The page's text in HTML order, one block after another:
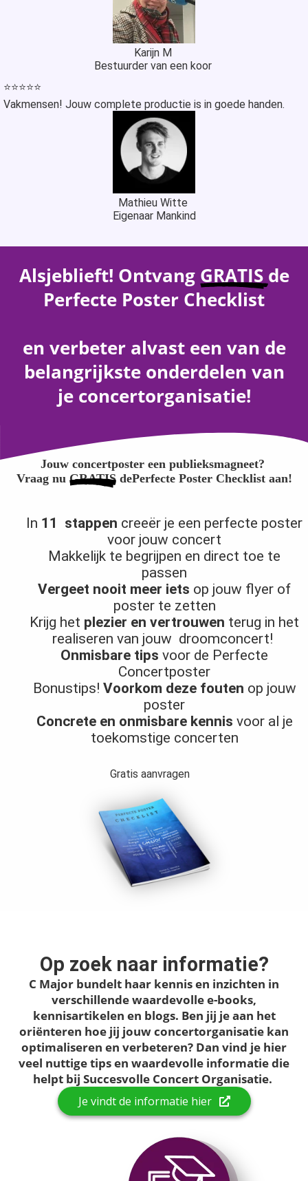
Karijn M
Bestuurder van een koor
⭐⭐⭐⭐⭐
Vakmensen! Jouw complete productie is in goede handen.
Mathieu Witte
Eigenaar Mankind
Alsjeblieft! Ontvang GRATIS de
Perfecte Poster Checklist
en verbeter alvast een van de
belangrijkste onderdelen van
je concertorganisatie!
Jouw concertposter een publieksmagneet?
Vraagnu GRATISdePerfecte Poster Checklist aan!
In 11 stappen creeër je een perfecte poster
voor jouw concert
Makkelijk te begrijpen en direct toe te
passen
Vergeet nooit meer iets op jouw flyer of
poster te zetten
Krijg het plezier en vertrouwen terug in het
realiseren van jouw droomconcert!
Onmisbare tipsvoor de Perfecte
Concertposter
Bonustips! Voorkom deze fouten op jouw
poster
Concrete en onmisbare kennis voor al je
toekomstige concerten
Gratis aanvragen
Op zoek naar informatie?
C Major bundelt haar kennis en inzichten in
verschillende waardevolle e-books,
kennisartikelen en blogs. Ben jij je aan het
oriënteren hoe jij jouw concertorganisatie kan
optimaliseren en verbeteren? Dan vind je hier
veel nuttige tips en waardevolle informatie die
helpt bij Succesvolle Concert Organisatie.
Je vindt de informatie hier